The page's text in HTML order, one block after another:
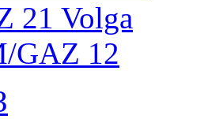
21 Volga
GAZ 12